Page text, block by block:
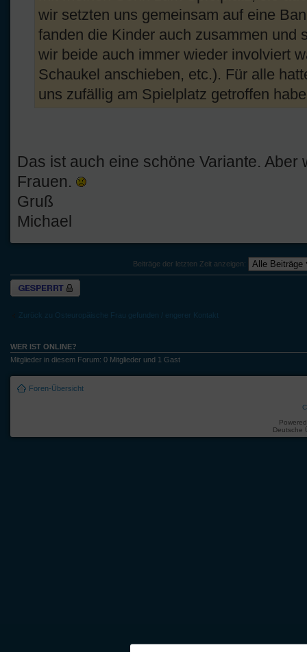
wir setzten uns gemeinsam auf eine
fanden die Kinder auch zusammen und
wir beide auch immer wieder involviert
Schaukel anschieben, etc.). Für alle
uns zufällig am Spielplatz getroffen
Das ist auch eine schöne Variante. Aber
Frauen.
Gruß
Michael
Beiträge der letzten Zeit anzeigen:
Thema gesperrt
Zurück zu Osteuropäische Frau gefunden / engerer Kontakt
WER IST ONLINE?
Mitglieder in diesem Forum: 0 Mitglieder und 1 Gast
Foren-Übersicht
Deutsche